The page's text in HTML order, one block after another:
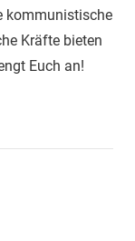
kommunistische
Kräfte bieten
Euch an!